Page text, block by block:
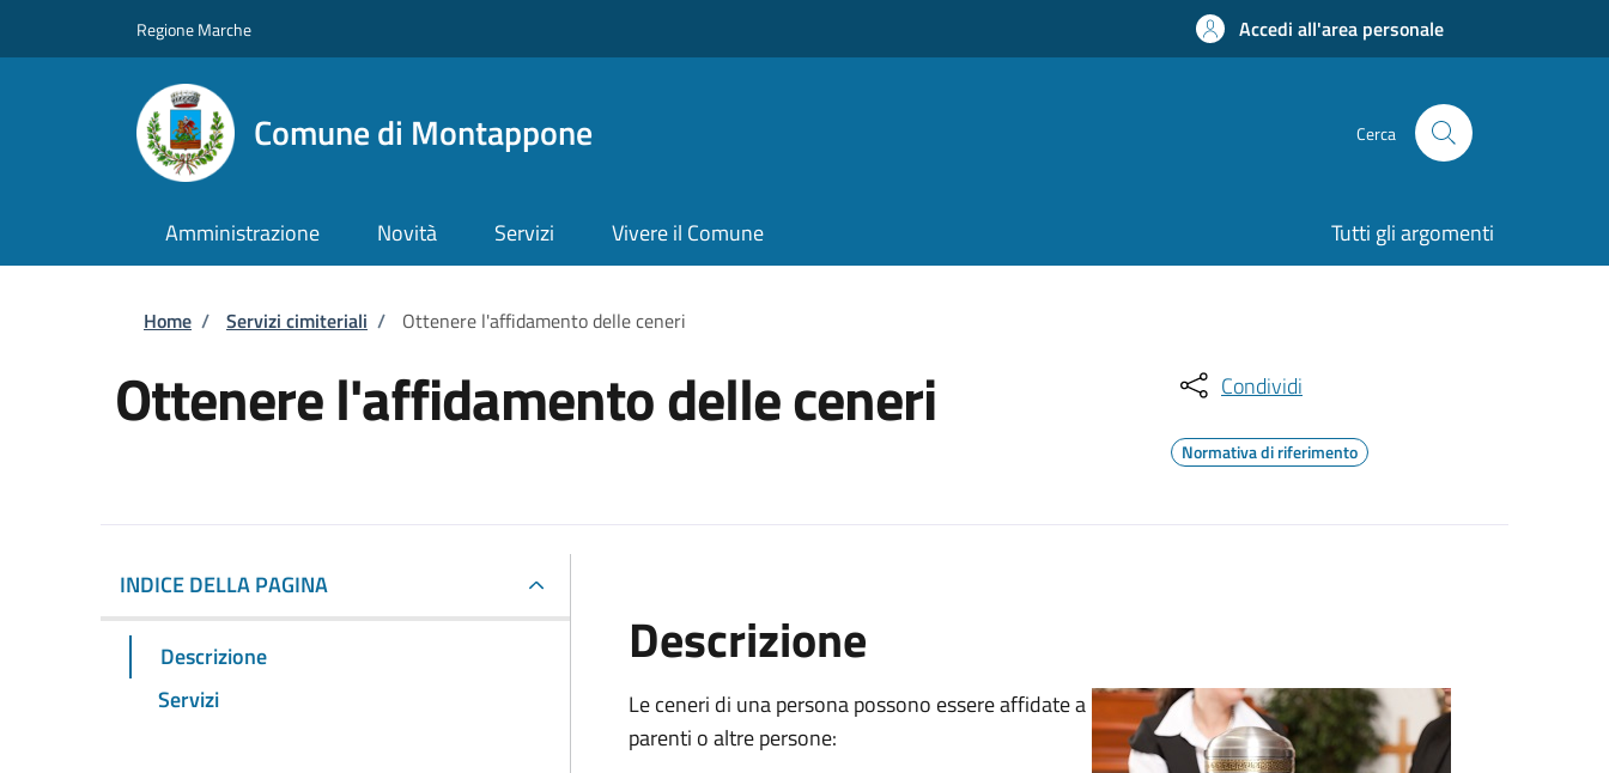
Regione Marche Accedi all'area personale
Comune di Montappone Cerca
Amministrazione Novità Servizi Vivere il Comune Tutti gli argomenti
Briciole di pane
Home / Servizi cimiteriali / Ottenere l'affidamento delle ceneri
Ottenere l'affidamento delle ceneri Condividi
Normativa di riferimento
INDICE DELLA PAGINA
Descrizione
Servizi
Descrizione
Le ceneri di una persona possono essere affidate a
parenti o altre persone: